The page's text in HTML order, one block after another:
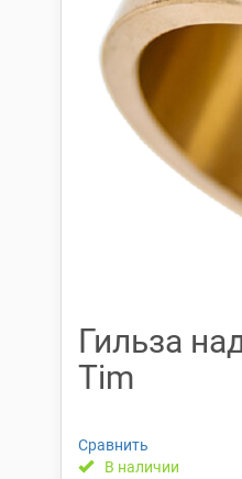
Гильза
Tim
Сравнить
В наличии